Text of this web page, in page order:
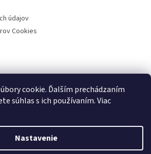
cookie. Ďalším prechádzaním
súhlas s ich používaním. Viac
Nastavenie
údajov
Cookies
Vytvoril Shoptet